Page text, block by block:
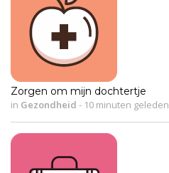
Zorgen om mijn dochtertje
in Gezondheid - 10 minuten geleden